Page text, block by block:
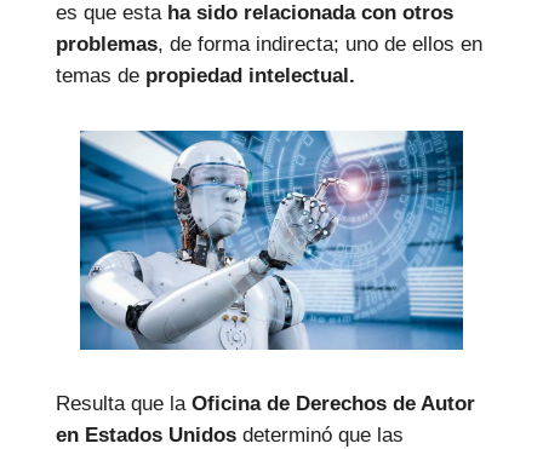
es que esta ha sido relacionada con otros
problemas, de forma indirecta; uno de ellos en
temas de propiedad intelectual.
Resulta que la Oficina de Derechos de Autor
en Estados Unidos determinó que las